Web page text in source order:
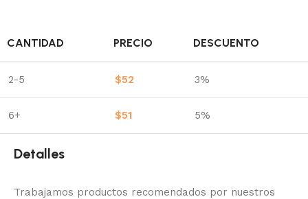
CANTIDAD PRECIO DESCUENTO
2-5 $52 3%
6+ $51 5%
Detalles
Trabajamos productos recomendados por nuestros